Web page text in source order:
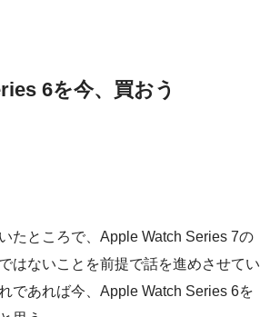
6を今、買おう
たところで、Apple Watch Series 7の
はないことを前提で話を進めさせてい
であれば今、Apple Watch Series 6を